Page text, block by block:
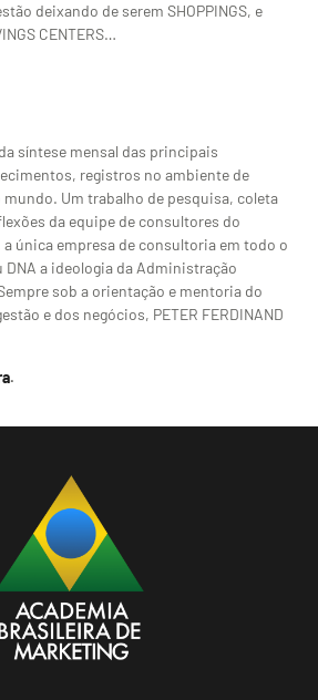
deixando de serem SHOPPINGS, e
CENTERS…
síntese mensal das principais
registros no ambiente de
Um trabalho de pesquisa, coleta
da equipe de consultores do
única empresa de consultoria em todo o
DNA a ideologia da Administração
sob a orientação e mentoria do
e dos negócios, PETER FERDINAND
.